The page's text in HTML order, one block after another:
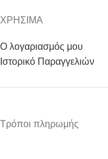
ΧΡΗΣΙΜΑ
Ο λογαριασμός μου
Ιστορικό Παραγγελιών
Τρόποι πληρωμής